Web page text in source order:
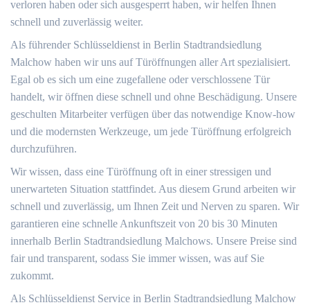
verloren haben oder sich ausgesperrt haben, wir helfen Ihnen
schnell und zuverlässig weiter.
Als führender Schlüsseldienst in Berlin Stadtrandsiedlung
Malchow haben wir uns auf Türöffnungen aller Art spezialisiert.
Egal ob es sich um eine zugefallene oder verschlossene Tür
handelt, wir öffnen diese schnell und ohne Beschädigung. Unsere
geschulten Mitarbeiter verfügen über das notwendige Know-how
und die modernsten Werkzeuge, um jede Türöffnung erfolgreich
durchzuführen.
Wir wissen, dass eine Türöffnung oft in einer stressigen und
unerwarteten Situation stattfindet. Aus diesem Grund arbeiten wir
schnell und zuverlässig, um Ihnen Zeit und Nerven zu sparen. Wir
garantieren eine schnelle Ankunftszeit von 20 bis 30 Minuten
innerhalb Berlin Stadtrandsiedlung Malchows. Unsere Preise sind
fair und transparent, sodass Sie immer wissen, was auf Sie
zukommt.
Als Schlüsseldienst Service in Berlin Stadtrandsiedlung Malchow